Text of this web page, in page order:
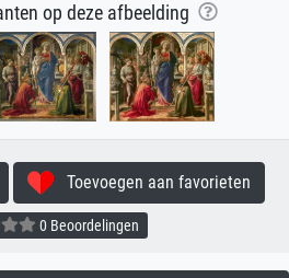
op deze afbeelding
Toevoegen aan favorieten
0 Beoordelingen